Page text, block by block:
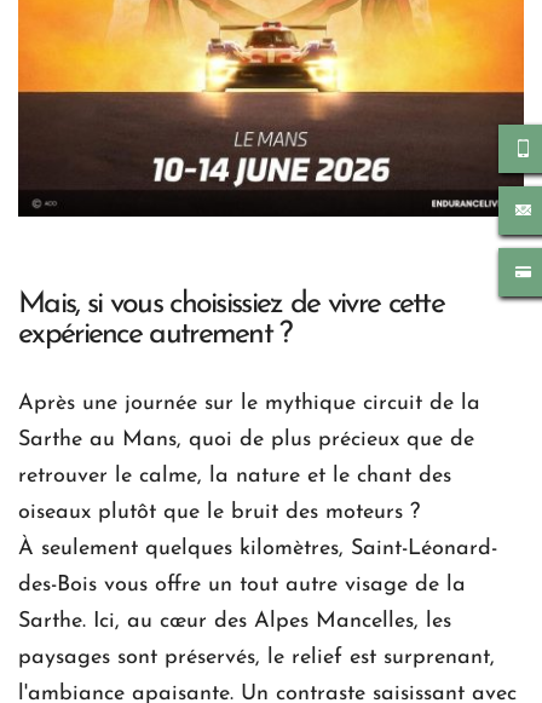
Mais, si vous choisissiez de vivre cette
expérience autrement ?
Après une journée sur le mythique circuit de la
Sarthe au Mans, quoi de plus précieux que de
retrouver le calme, la nature et le chant des
oiseaux plutôt que le bruit des moteurs ?
À seulement quelques kilomètres, Saint-Léonard-
des-Bois vous offre un tout autre visage de la
Sarthe. Ici, au cœur des Alpes Mancelles, les
paysages sont préservés, le relief est surprenant,
l'ambiance apaisante. Un contraste saisissant avec